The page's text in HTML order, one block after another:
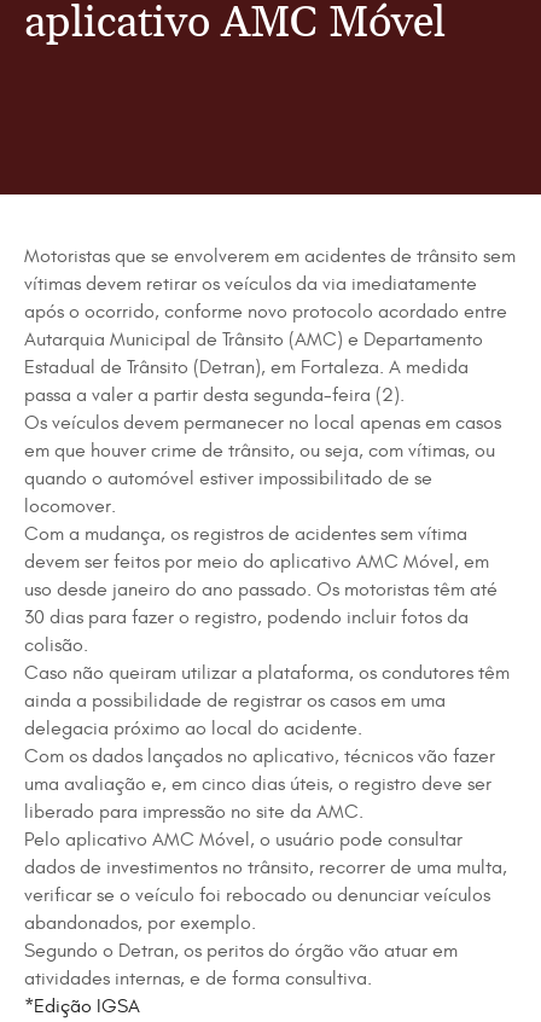
aplicativo AMC Móvel
Motoristas que se envolverem em acidentes de trânsito sem
vítimas devem retirar os veículos da via imediatamente
após o ocorrido, conforme novo protocolo acordado entre
Autarquia Municipal de Trânsito (AMC) e Departamento
Estadual de Trânsito (Detran), em Fortaleza. A medida
passa a valer a partir desta segunda-feira (2).
Os veículos devem permanecer no local apenas em casos
em que houver crime de trânsito, ou seja, com vítimas, ou
quando o automóvel estiver impossibilitado de se
locomover.
Com a mudança, os registros de acidentes sem vítima
devem ser feitos por meio do aplicativo AMC Móvel, em
uso desde janeiro do ano passado. Os motoristas têm até
30 dias para fazer o registro, podendo incluir fotos da
colisão.
Caso não queiram utilizar a plataforma, os condutores têm
ainda a possibilidade de registrar os casos em uma
delegacia próximo ao local do acidente.
Com os dados lançados no aplicativo, técnicos vão fazer
uma avaliação e, em cinco dias úteis, o registro deve ser
liberado para impressão no site da AMC.
Pelo aplicativo AMC Móvel, o usuário pode consultar
dados de investimentos no trânsito, recorrer de uma multa,
verificar se o veículo foi rebocado ou denunciar veículos
abandonados, por exemplo.
Segundo o Detran, os peritos do órgão vão atuar em
atividades internas, e de forma consultiva.
*Edição IGSA